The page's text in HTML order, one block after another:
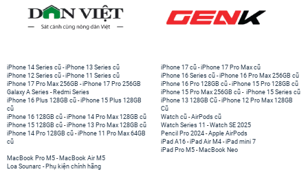
iPhone 14 Series cũ -iPhone 13 Series cũ
iPhone 12 Series cũ -iPhone 11 Series cũ
iPhone 17 Pro Max 256GB -iPhone 17 Pro 256GB
Galaxy A Series - Redmi Series
iPhone 17 cũ -iPhone 17 Pro Max cũ
iPhone 16 Series cũ - iPhone 16 Pro Max 256GB cũ
iPhone 16 Pro 128GB cũ -iPhone 15 Pro 128GB cũ
iPhone 15 Pro Max 256GB cũ - iPhone 15 Series cũ
iPhone 16 Plus 128GB cũ -iPhone 15 Plus 128GB
cũ
iPhone 16 128GB cũ -iPhone 14 Pro Max 128GB cũ
iPhone 15 128GB cũ -iPhone 13 Pro Max 128GB cũ
iPhone 14 Pro 128GB cũ -iPhone 11 Pro Max 64GB
cũ
iPhone 13 128GB Cũ -iPhone 12 Pro Max 128GB
Cũ
Watch cũ -AirPods cũ
Watch Series 11 -Watch SE 2025
Pencil Pro 2024 -Apple AirPods
iPad A16 -iPad Air M4 -iPad mini 7
iPad Pro M5 - MacBook Neo
MacBook Pro M5 - MacBook Air M5
Loa Sounarc - Phụ kiện chính hãng